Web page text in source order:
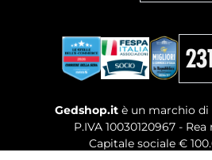
Gedshop.it è un marchio di
P.IVA 10030120967 - Rea
Capitale sociale €